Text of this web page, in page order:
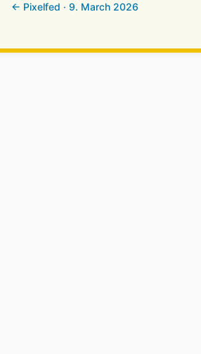
← Pixelfed · 9. March 2026